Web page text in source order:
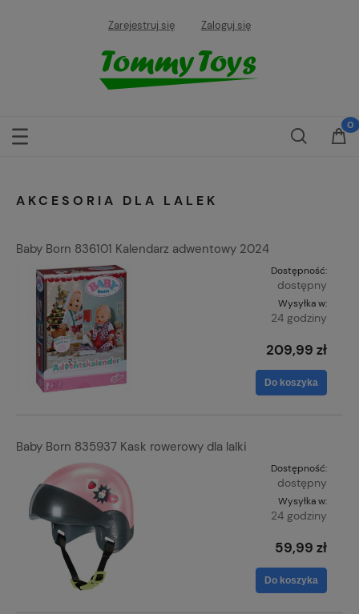
Zarejestruj się Zaloguj się
AKCESORIA DLA LALEK
Baby Born 836101 Kalendarz adwentowy 2024
Dostępność:
dostępny
Wysyłka w:
24 godziny
209,99 zł
Do koszyka
Baby Born 835937 Kask rowerowy dla lalki
Dostępność:
dostępny
Wysyłka w:
24 godziny
59,99 zł
Do koszyka